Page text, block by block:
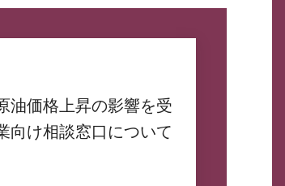
油価格上昇の影響を受
向け相談窓口について